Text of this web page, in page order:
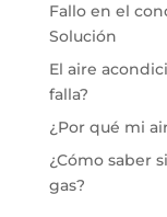
Fallo en el
Solución
El aire
falla?
¿Por qué mi
¿Cómo saber
gas?